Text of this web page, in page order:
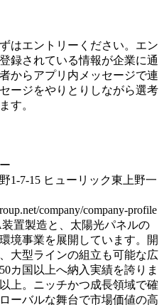
はエントリーください。エン
録されている情報が企業に通
からアプリ内メッセージで連
ージをやりとりしながら選考
す。
1-7-15 ヒューリック東上野一
company/company-profile
置製造と、太陽光パネルの
境事業を展開しています。開
大型ラインの組立も可能な広
カ国以上へ納入実績を誇りま
上。ニッチかつ成長領域で確
ーバルな舞台で市場価値の高